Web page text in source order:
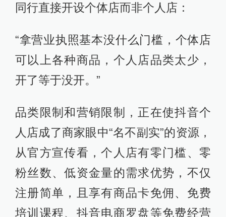
同行直接开设个体店而非个人店：
“拿营业执照基本没什么门槛，个体店
可以上各种商品，个人店品类太少，
开了等于没开。”
品类限制和营销限制，正在使抖音个
人店成了商家眼中“名不副实”的资源，
从官方宣传看，个人店有零门槛、零
粉丝数、低资金量的需求优势，不仅
注册简单，且享有商品卡免佣、免费
培训课程、抖音电商罗盘等免费经营